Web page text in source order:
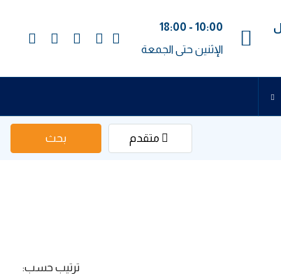
10:00 - 18:00
الإثنين حتى الجمعة
متقدم بحث
ترتيب حسب: